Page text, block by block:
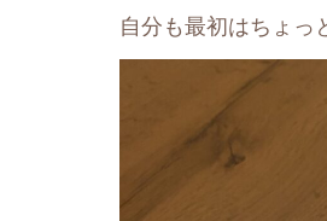
自分も最初はちょっ